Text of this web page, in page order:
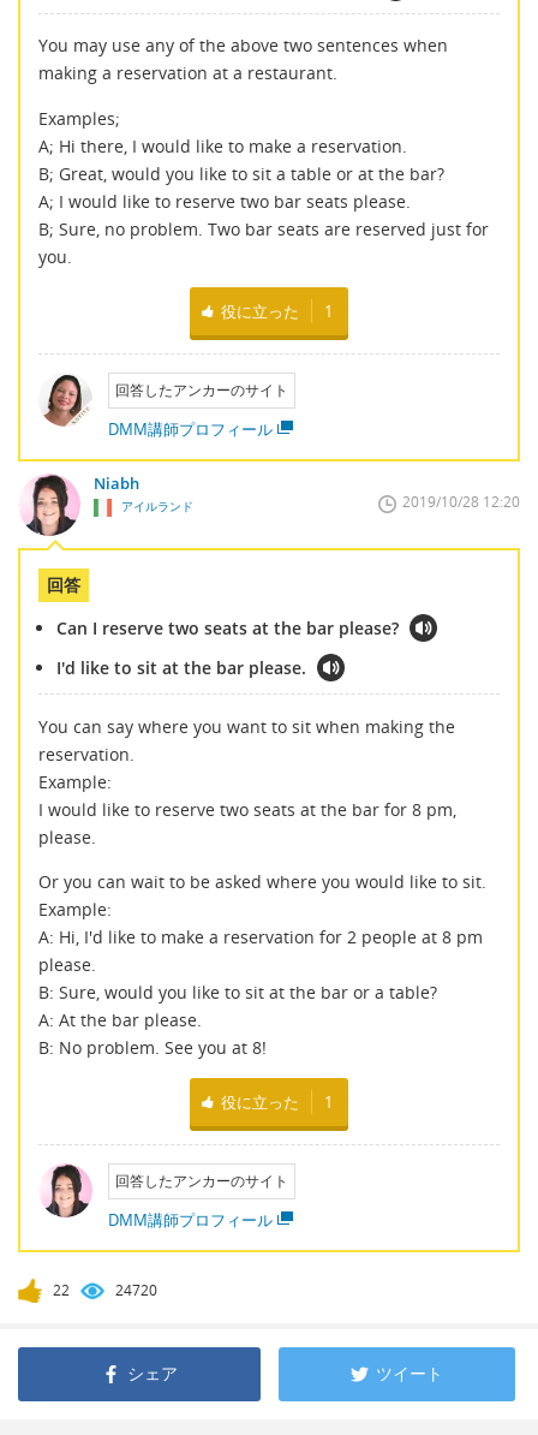
You may use any of the above two sentences when
making a reservation at a restaurant.
Examples;
A; Hi there, I would like to make a reservation.
B; Great, would you like to sit a table or at the bar?
A; I would like to reserve two bar seats please.
B; Sure, no problem. Two bar seats are reserved just for
you.
役に立った 1
回答したアンカーのサイト
DMM講師プロフィール
Niabh
アイルランド 2019/10/28 12:20
回答
Can I reserve two seats at the bar please?
I'd like to sit at the bar please.
You can say where you want to sit when making the
reservation.
Example:
I would like to reserve two seats at the bar for 8 pm,
please.
Or you can wait to be asked where you would like to sit.
Example:
A: Hi, I'd like to make a reservation for 2 people at 8 pm
please.
B: Sure, would you like to sit at the bar or a table?
A: At the bar please.
B: No problem. See you at 8!
役に立った 1
回答したアンカーのサイト
DMM講師プロフィール
22 24720
シェア ツイート